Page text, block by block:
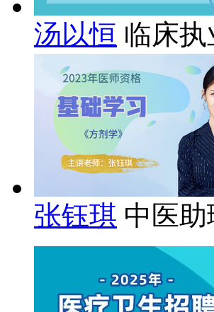
汤以恒 临床
张钰琪 中医